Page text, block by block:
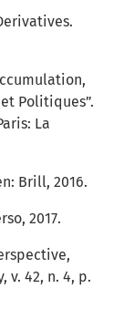
Politiques”.
La
Brill, 2016.
2017.
v. 42, n. 4, p.